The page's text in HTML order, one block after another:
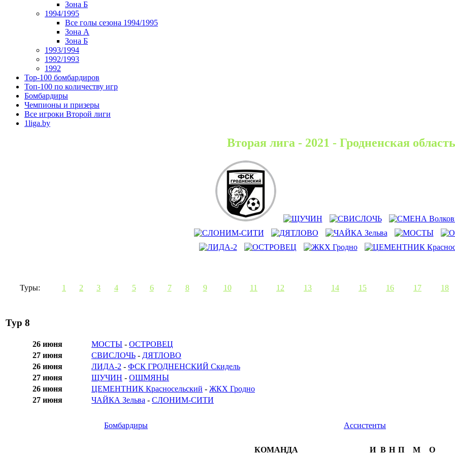
Зона Б
1994/1995
Все голы сезона 1994/1995
Зона А
Зона Б
1993/1994
1992/1993
1992
Top-100 бомбардиров
Топ-100 по количеству игр
Бомбардиры
Чемпионы и призеры
Все игроки Второй лиги
1liga.by
Вторая лига - 2021 - Гродненская область
Туры: 1 2 3 4 5 6 7 8 9 10 11 12 13 14 15 16 17 18
Тур 8
26 июня МОСТЫ - ОСТРОВЕЦ
27 июня
СВИСЛОЧЬ - ДЯТЛОВО
26 июня
ЛИДА-2 - ФСК ГРОДНЕНСКИЙ Скидель
27 июня
ЩУЧИН - ОШМЯНЫ
26 июня
ЦЕМЕНТНИК Красносельский - ЖКХ Гродно
27 июня
ЧАЙКА Зельва - СЛОНИМ-СИТИ
Бомбардиры Ассистенты
КОМАНДА И В Н П М О